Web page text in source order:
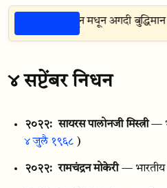
आहे तरीही अधून मधून अगदी बुद्धिमान
४ सप्टेंबर निधन
२०२२: सायरस पालोनजी मिस्त्री —
४ जुलै १९६८)
२०२२: रामचंद्रन मोकेरी —